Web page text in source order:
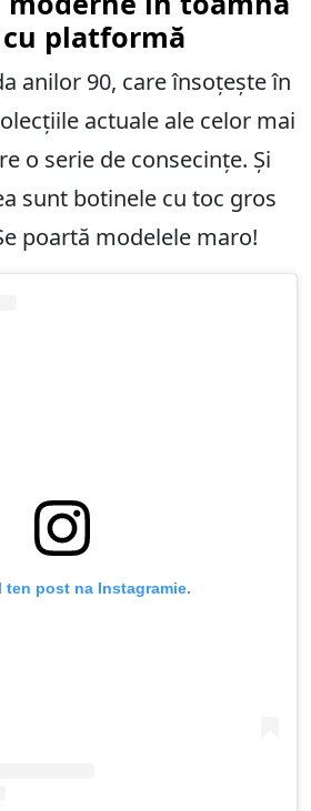
platformă
anilor 90, care însoțește în
actuale ale celor mai
o serie de consecințe. Și
sunt botinele cu toc gros
poartă modelele maro!
ten post na Instagramie.